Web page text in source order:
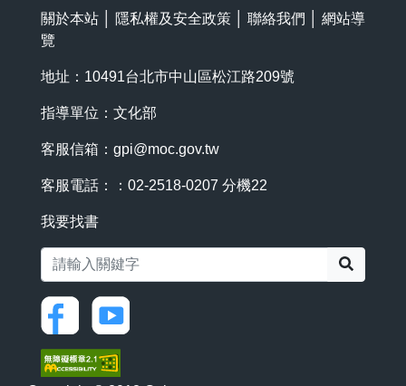
關於本站 隱私權及安全政策 聯絡我們
網站導
覽
地址：10491台北市中山區松江路209號
指導單位：文化部
客服信箱： gpi@moc.gov.tw
客服電話：：02-2518-0207 分機22
我要找書